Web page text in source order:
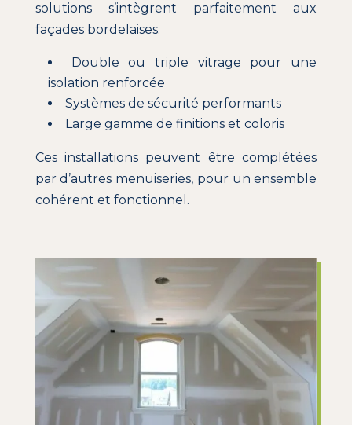
solutions s’intègrent parfaitement aux
façades bordelaises.
Double ou triple vitrage pour une
isolation renforcée
Systèmes de sécurité performants
Large gamme de finitions et coloris
Ces installations peuvent être complétées
par d’autres menuiseries, pour un ensemble
cohérent et fonctionnel.